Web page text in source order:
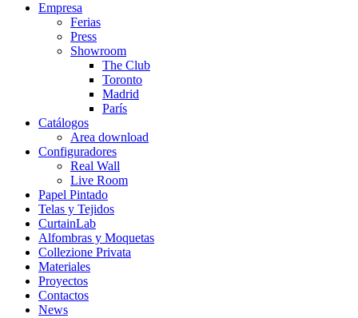
Empresa
Ferias
Press
Showroom
The Club
Toronto
Madrid
París
Catálogos
Area download
Configuradores
Real Wall
Live Room
Papel Pintado
Telas y Tejidos
CurtainLab
Alfombras y Moquetas
Collezione Privata
Materiales
Proyectos
Contactos
News